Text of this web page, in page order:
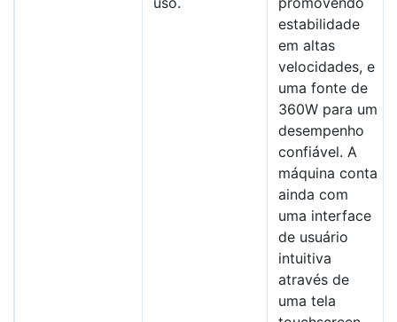
estabilidade
em altas
velocidades, e
uma fonte de
360W para um
desempenho
confiável. A
máquina conta
ainda com
uma interface
de usuário
intuitiva
através de
uma tela